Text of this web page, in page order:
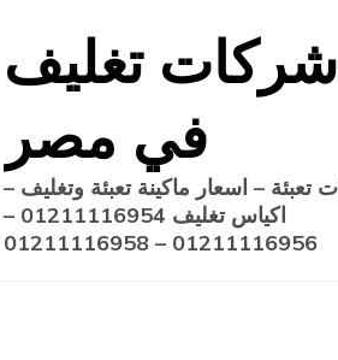
شركات تغليف
في مصر
تعبئة – اسعار ماكينة تعبئة وتغليف –
اكياس تغليف 01211116954 –
01211116956 – 01211116958